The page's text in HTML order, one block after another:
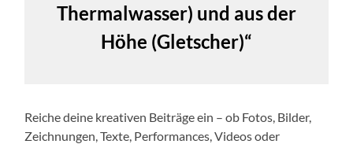
Thermalwasser) und aus der
Höhe (Gletscher)“
Reiche deine kreativen Beiträge ein – ob Fotos, Bilder,
Zeichnungen, Texte, Performances, Videos oder